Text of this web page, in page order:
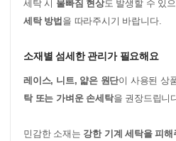
세탁 시 물빠짐 현상도 발생할 수 있
세탁 방법 을 따라주시기 바랍니다.
소재별 섬세한 관리가 필요해요
레이스, 니트, 얇은 원단이 사용된 상
탁 또는 가벼운 손세탁을 권장드립니
민감한 소재는 강한 기계 세탁을 피